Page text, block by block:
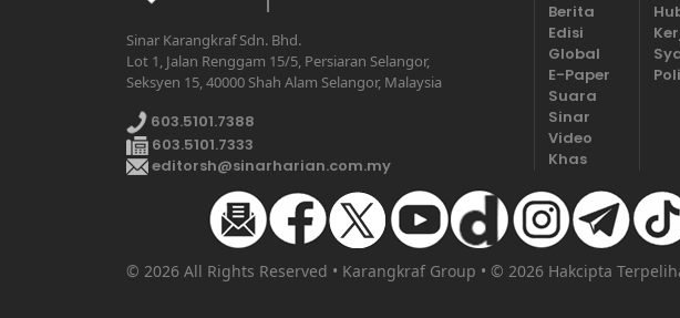
Sinar Karangkraf Sdn. Bhd.
Lot 1, Jalan Renggam 15/5, Persiaran Selangor,
Seksyen 15, 40000 Shah Alam Selangor, Malaysia
603.5101.7388
603.5101.7333
editorsh@sinarharian.com.my
Berita
Edisi
Global
E-Paper
Suara
Sinar
Video
Khas
© 2026 All Rights Reserved • Karangkraf Group • © 2026 Hakcipta